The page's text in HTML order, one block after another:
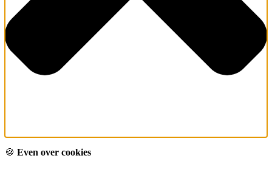
🍪 Even over cookies